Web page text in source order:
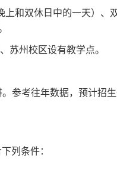
和双休日中的一天）、
苏州校区设有教学点。
参考往年数据，预计招
列条件：